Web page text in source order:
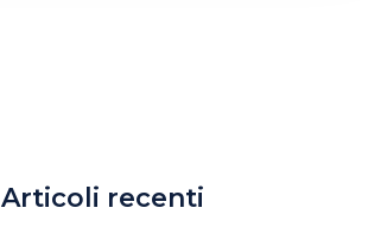
Articoli recenti